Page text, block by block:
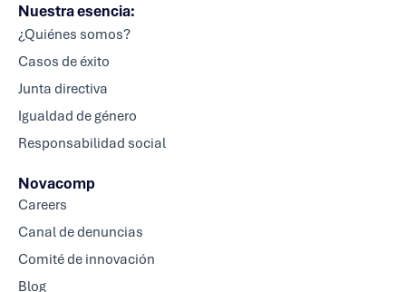
Nuestra esencia:
¿Quiénes somos?
Casos de éxito
Junta directiva
Igualdad de género
Responsabilidad social
Novacomp
Careers
Canal de denuncias
Comité de innovación
Blog